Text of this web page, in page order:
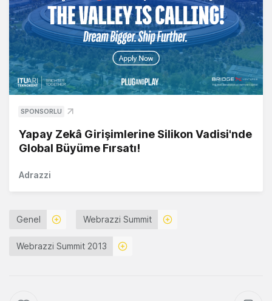
SPONSORLU
Yapay Zekâ Girişimlerine Silikon Vadisi'nde
Global Büyüme Fırsatı!
Adrazzi
Genel Webrazzi Summit
Webrazzi Summit 2013